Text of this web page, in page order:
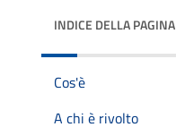
INDICE DELLA PAGINA
Cos'è
A chi è rivolto